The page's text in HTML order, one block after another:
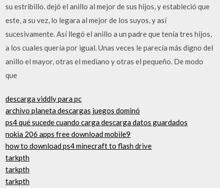
su estribillo. dejó el anillo al mejor de sus hijos, y estableció que
este, a su vez, lo legara al mejor de los suyos, y así
sucesivamente. Así llegó el anillo a un padre que tenía tres hijos,
a los cuales quería por igual. Unas veces le parecía más digno del
anillo el mayor, otras el mediano y otras el pequeño. De modo
que
descarga viddly para pc
archivo planeta descargas juegos dominó
ps4 qué sucede cuando carga descarga datos guardados
nokia 206 apps free download mobile9
how to download ps4 minecraft to flash drive
tarkpth
tarkpth
tarkpth